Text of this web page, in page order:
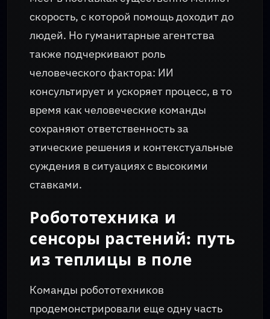
скорость, с которой помощь доходит до
людей. Но гуманитарные агентства
также подчеркивают роль
человеческого фактора: ИИ
консультирует и ускоряет процесс, в то
время как человеческие команды
сохраняют ответственность за
этические решения и контекстуальные
суждения в ситуациях с высокими
ставками.
Робототехника и
сенсоры растений: путь
из теплицы в поле
Команды робототехников
продемонстрировали еще одну часть